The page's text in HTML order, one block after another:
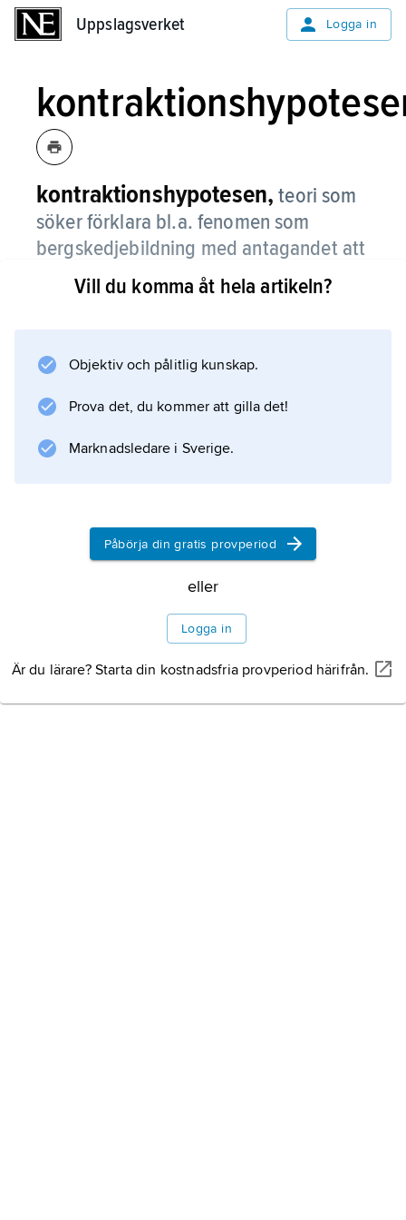
Uppslagsverket Logga in
kontraktionshypotesen, teori som
söker förklara bl.a. fenomen som
bergskedjebildning med antagandet att
jordens radie minskar på grund av
jordens avkylning.
anpassa sig till jordens krympande inre.
sätt bergskedjor. Teorin utvecklades i detalj av
Eduard Suess, men anses numera förlegad.
Information om artikeln
Vill du komma åt hela artikeln?
Objektiv och pålitlig kunskap.
Prova det, du kommer att gilla det!
Marknadsledare i Sverige.
Påbörja din gratis provperiod
eller
Logga in
Är du lärare? Starta din kostnadsfria provperiod härifrån.